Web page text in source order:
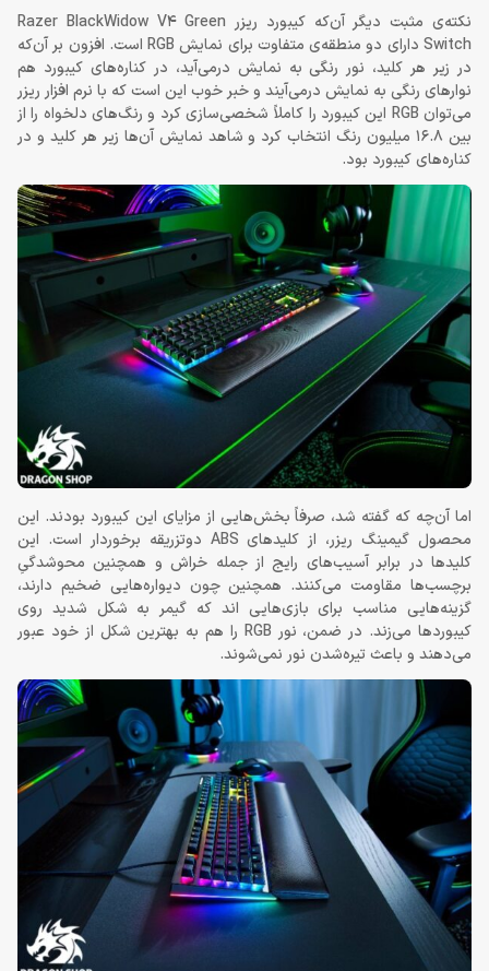
نکته‌ی مثبت دیگر آن‌که کیبورد ریزر Razer BlackWidow V4 Green
Switch دارای دو منطقه‌ی متفاوت برای نمایش RGB است. افزون بر آن‌که
در زیر هر کلید، نور رنگی به نمایش درمی‌آید، در کناره‌های کیبورد هم
نوارهای رنگی به نمایش درمی‌آیند و خبر خوب این است که با نرم افزار ریزر
می‌توان RGB این کیبورد را کاملاً شخصی‌سازی کرد و رنگ‌های دلخواه را از
بین 16.8 میلیون رنگ انتخاب کرد و شاهد نمایش آن‌ها زیر هر کلید و در
کناره‌های کیبورد بود.
اما آن‌چه که گفته شد، صرفاً بخش‌هایی از مزایای این کیبورد بودند. این
محصول گیمینگ ریزر، از کلیدهای ABS دوتزریقه برخوردار است. این
کلیدها در برابر آسیب‌های رایج از جمله خراش و همچنین محوشدگیِ
برچسب‌ها مقاومت می‌کنند. همچنین چون دیواره‌هایی ضخیم دارند،
گزینه‌هایی مناسب برای بازی‌هایی اند که گیمر به شکل شدید روی
کیبوردها می‌زند. در ضمن، نور RGB را هم به بهترین شکل از خود عبور
می‌دهند و باعث تیره‌شدن نور نمی‌شوند.